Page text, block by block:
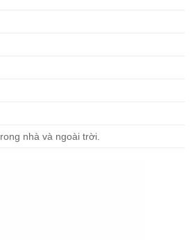
nhà và ngoài trời.